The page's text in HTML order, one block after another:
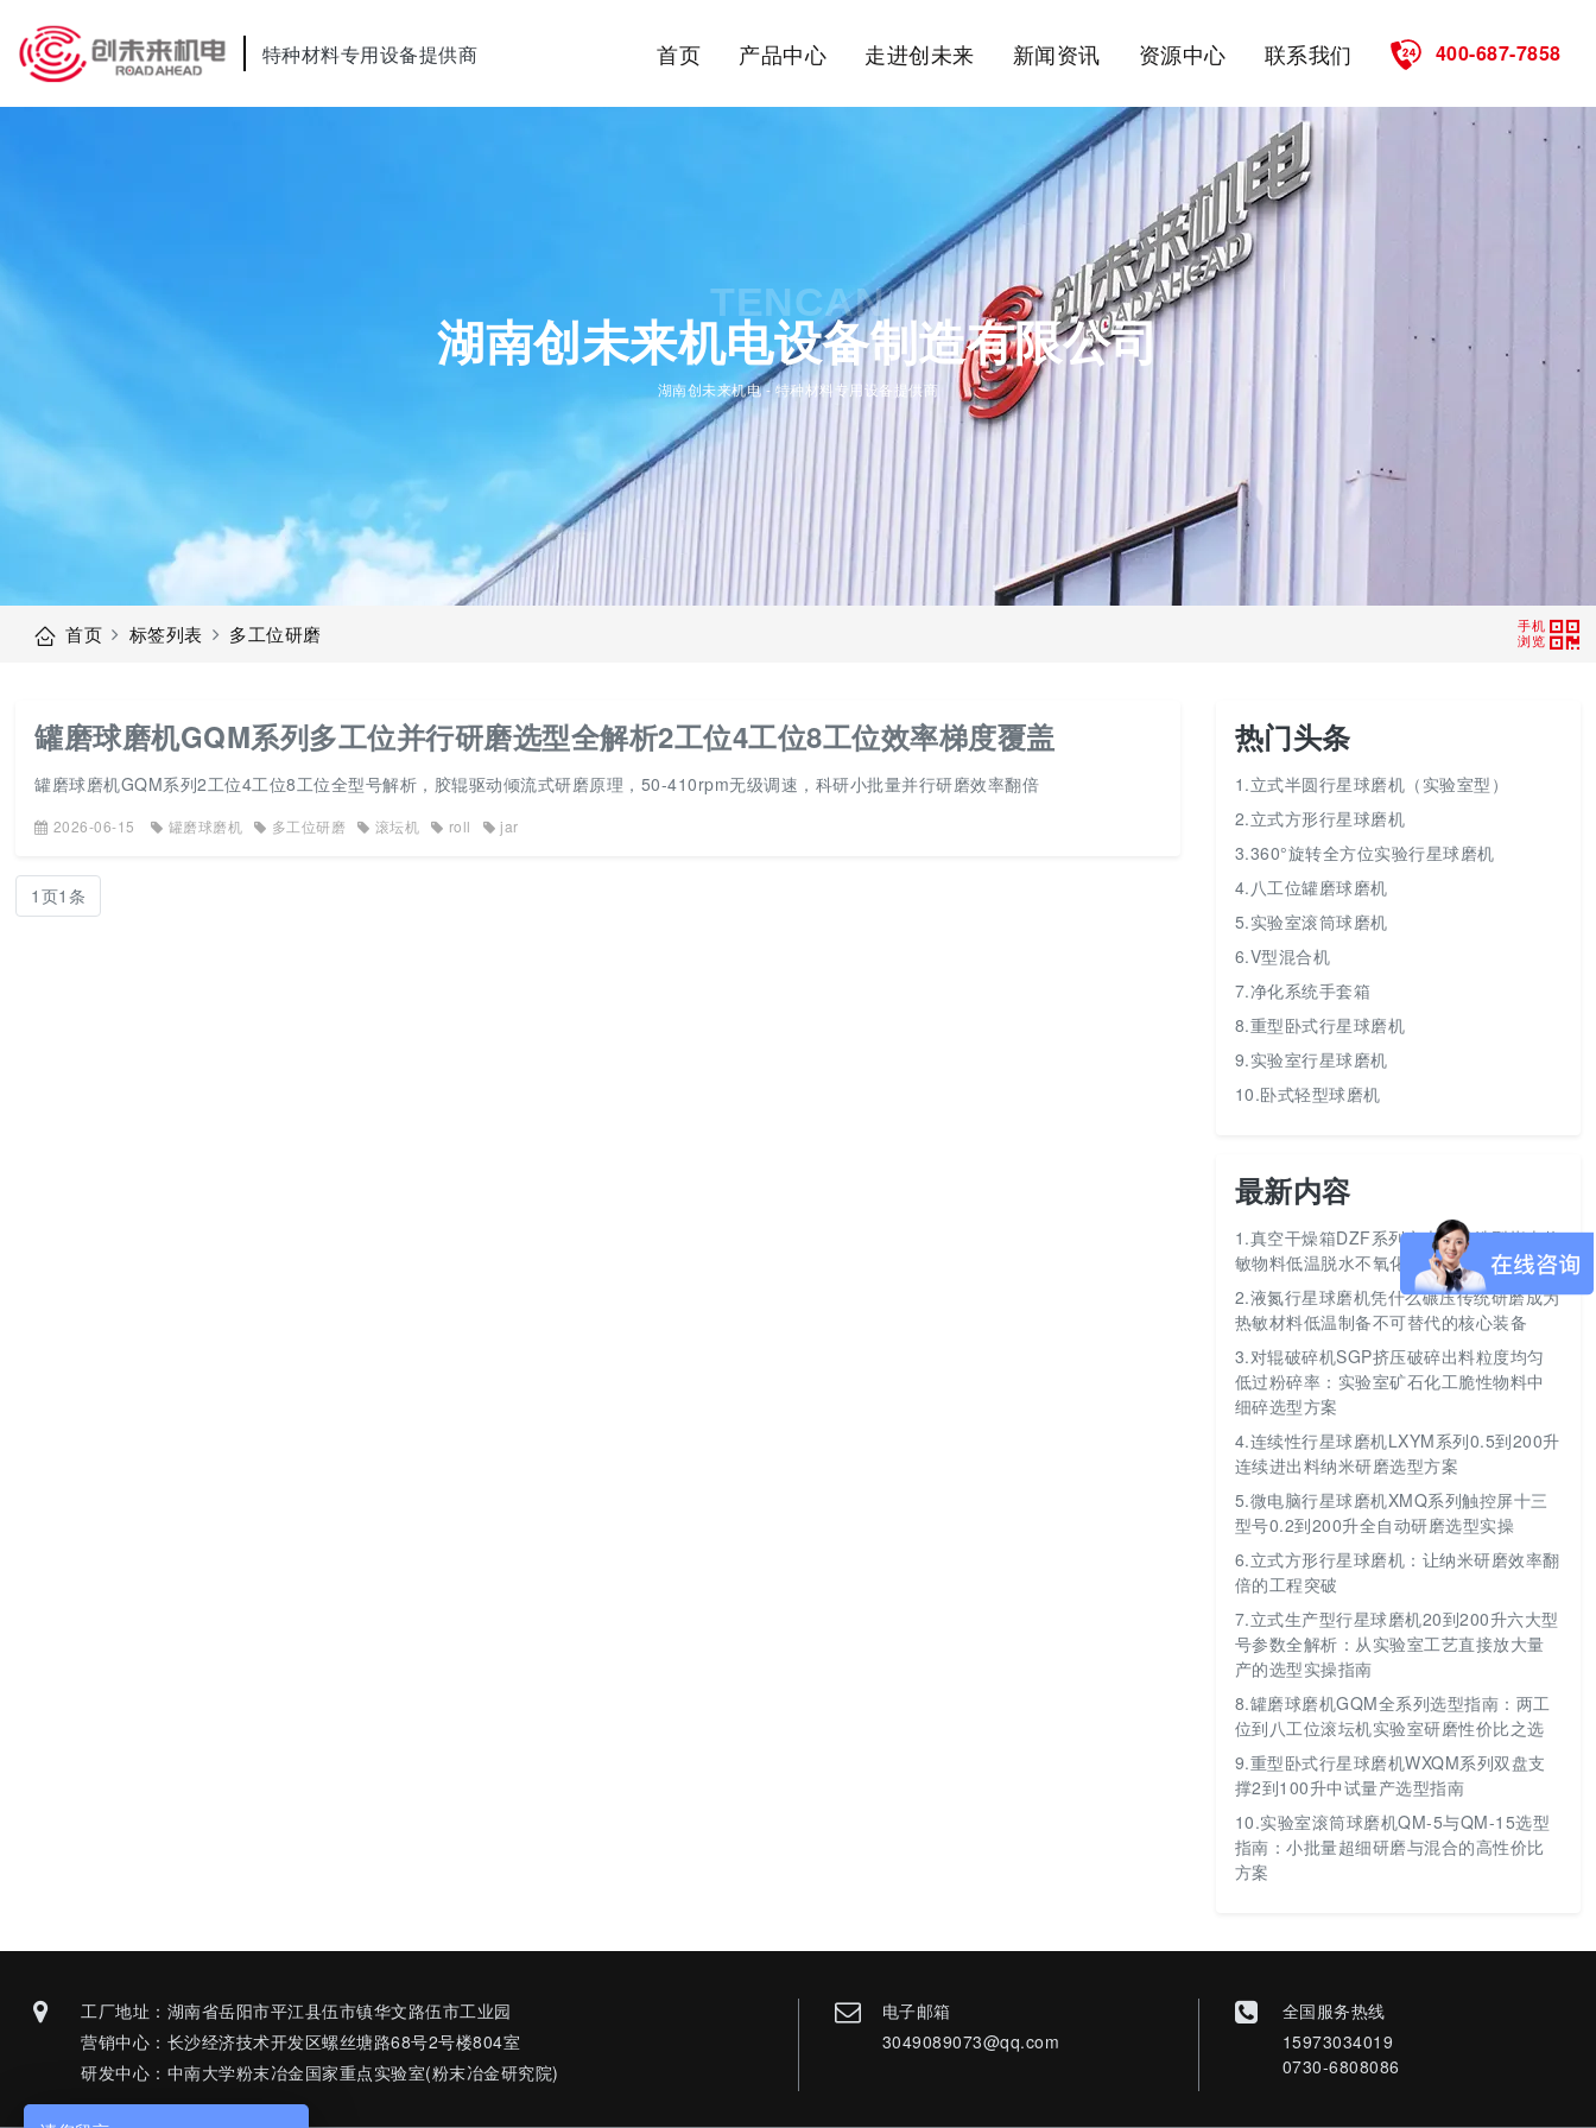
特种材料专用设备提供商 首页 产品中心 走进创未来 新闻资讯 资源中心 联系我们 400-687-7858
湖南创未来机电设备制造有限公司
TENCAN
湖南创未来机电 - 特种材料专用设备提供商
手机
浏览
首页 标签列表 多工位研磨
罐磨球磨机GQM系列多工位并行研磨选型全解析2工位4工位8工位效率梯度覆盖
罐磨球磨机GQM系列2工位4工位8工位全型号解析，胶辊驱动倾流式研磨原理，50-410rpm无级调速，科研小批量并行研磨效率翻倍
2026-06-15 罐磨球磨机 多工位研磨 滚坛机 roll jar
1页1条
热门头条
1.立式半圆行星球磨机（实验室型）
2.立式方形行星球磨机
3.360°旋转全方位实验行星球磨机
4.八工位罐磨球磨机
5.实验室滚筒球磨机
6.V型混合机
7.净化系统手套箱
8.重型卧式行星球磨机
9.实验室行星球磨机
10.卧式轻型球磨机
最新内容
1.真空干燥箱DZF系列六大型号选型指南热
敏物料低温脱水不氧化
2.液氮行星球磨机凭什么碾压传统研磨成为
热敏材料低温制备不可替代的核心装备
3.对辊破碎机SGP挤压破碎出料粒度均匀
低过粉碎率：实验室矿石化工脆性物料中
细碎选型方案
4.连续性行星球磨机LXYM系列0.5到200升
连续进出料纳米研磨选型方案
5.微电脑行星球磨机XMQ系列触控屏十三
型号0.2到200升全自动研磨选型实操
6.立式方形行星球磨机：让纳米研磨效率翻
倍的工程突破
7.立式生产型行星球磨机20到200升六大型
号参数全解析：从实验室工艺直接放大量
产的选型实操指南
8.罐磨球磨机GQM全系列选型指南：两工
位到八工位滚坛机实验室研磨性价比之选
9.重型卧式行星球磨机WXQM系列双盘支
撑2到100升中试量产选型指南
10.实验室滚筒球磨机QM-5与QM-15选型
指南：小批量超细研磨与混合的高性价比
方案
工厂地址：湖南省岳阳市平江县伍市镇华文路伍市工业园
营销中心：长沙经济技术开发区螺丝塘路68号2号楼804室
研发中心：中南大学粉末冶金国家重点实验室(粉末冶金研究院)
电子邮箱
3049089073@qq.com
全国服务热线
15973034019
0730-6808086